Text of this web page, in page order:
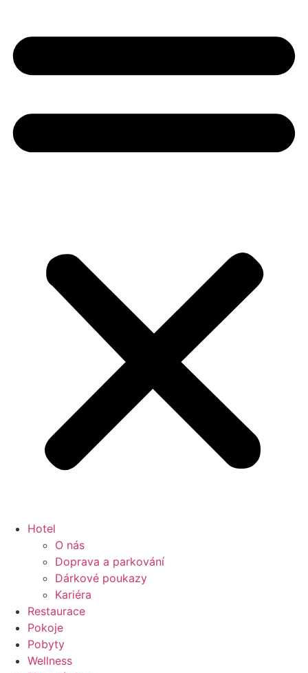
Hotel
O nás
Doprava a parkování
Dárkové poukazy
Kariéra
Restaurace
Pokoje
Pobyty
Wellness